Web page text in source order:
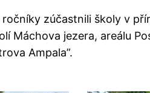
zúčastnili školy v
Máchova jezera, areálu
Ampala”.